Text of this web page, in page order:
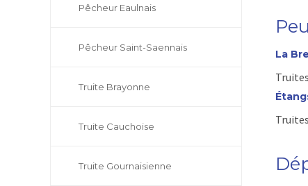
Pêcheur Eaulnais
Pêcheur Saint-Saennais
Truite Brayonne
Truite Cauchoise
Truite Gournaisienne
La